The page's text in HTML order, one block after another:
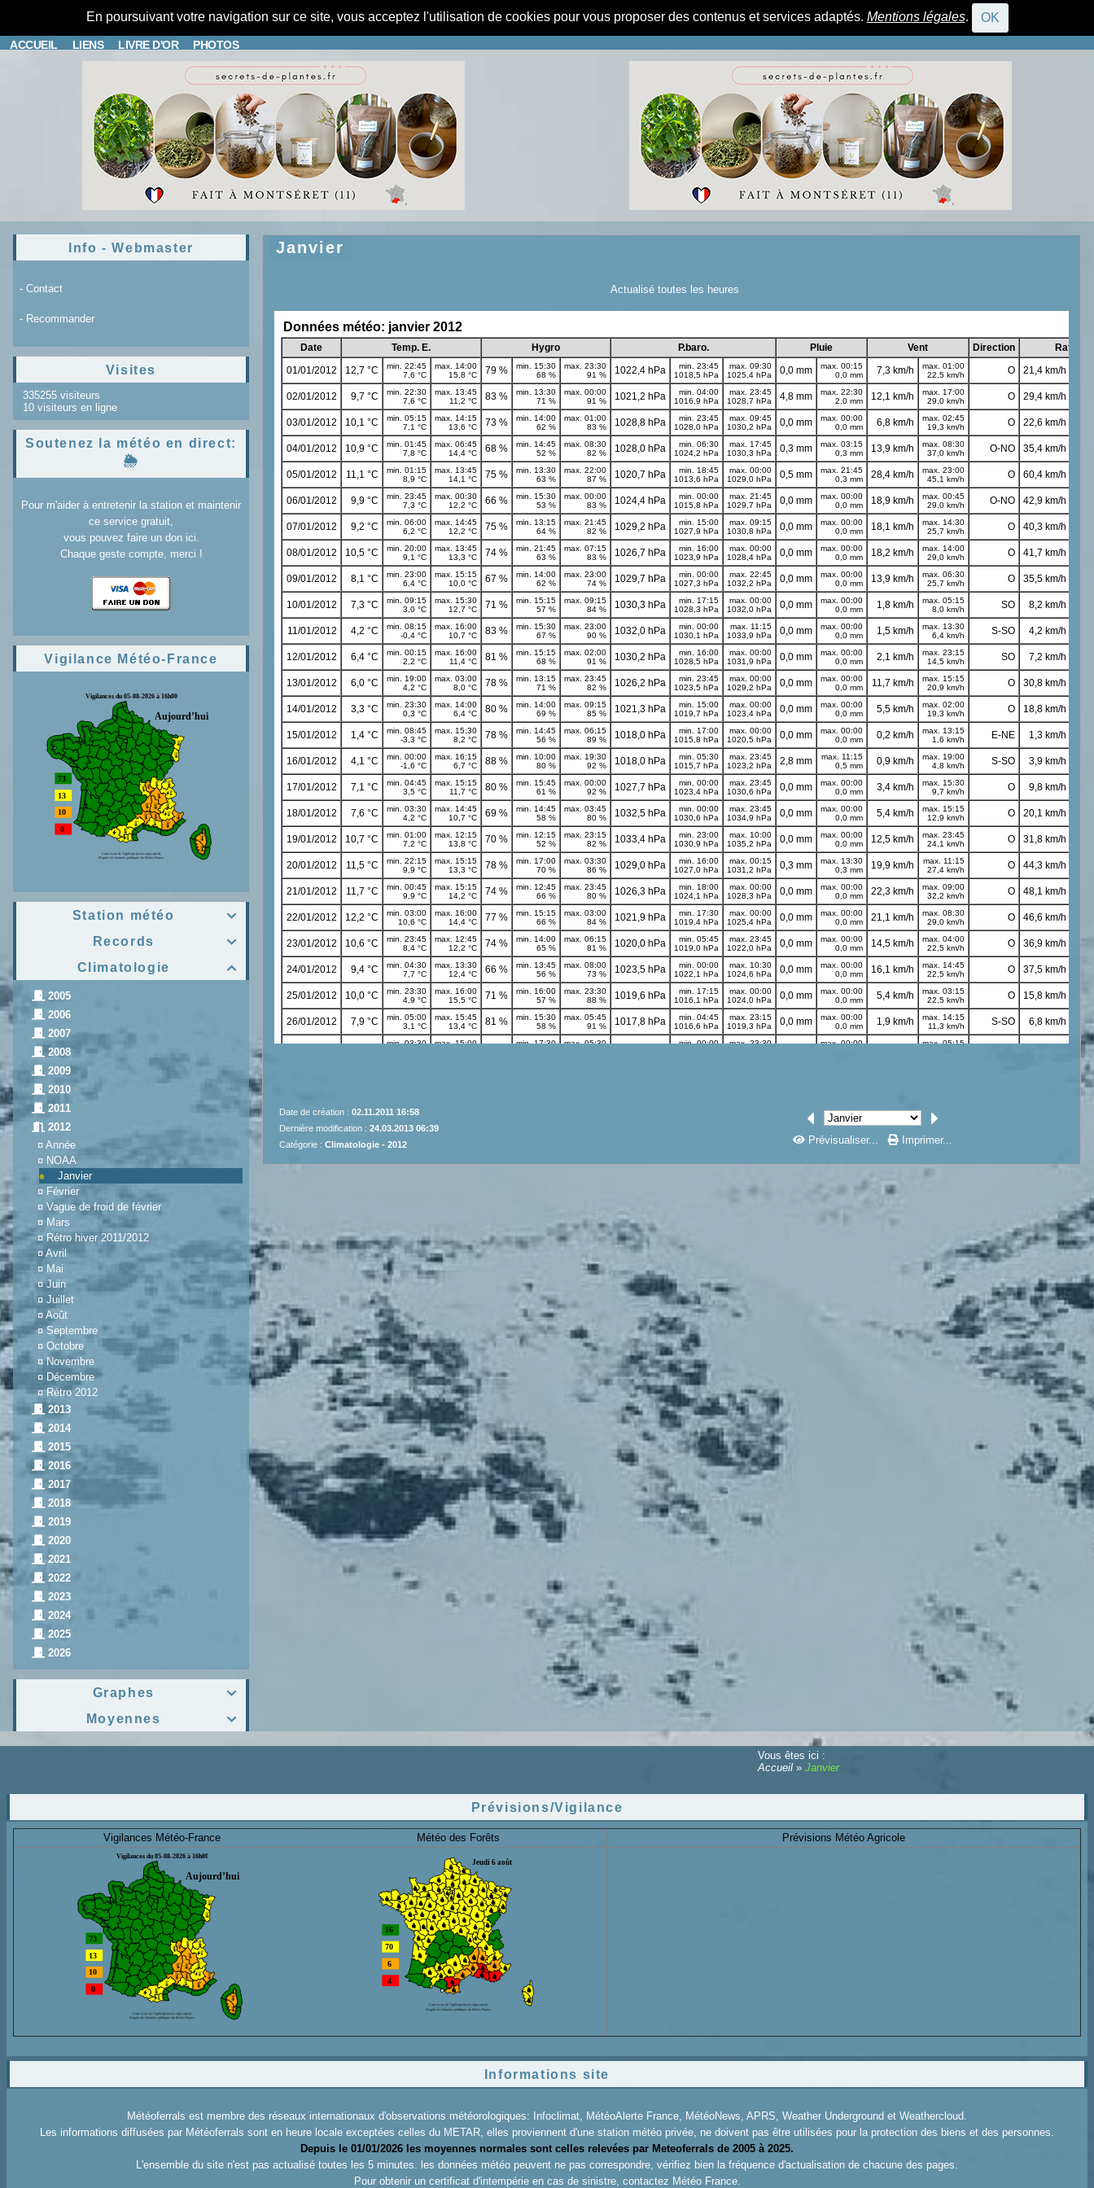
En poursuivant votre navigation sur ce site, vous acceptez l'utilisation de cookies pour vous proposer des contenus et services adaptés. Mentions légales. OK
ACCUEIL
CONNEXION
LIENS LIVRE D'OR PHOTOS
Info - Webmaster
- Contact
- Recommander
Visites
335255 visiteurs
10 visiteurs en ligne
Soutenez la météo en direct:
🌦️
Pour m'aider à entretenir la station et maintenir
ce service gratuit,
vous pouvez faire un don ici.
Chaque geste compte, merci !
Vigilance Météo-France

Station météo

Records

Climatologie
2005
2006
2007
2008
2009
2010
2011
2012
¤ Année
¤ NOAA
Janvier
¤ Février
¤ Vague de froid de février
¤ Mars
¤ Rétro hiver 2011/2012
¤ Avril
¤ Mai
¤Juin
¤ Juillet
¤ Août
¤ Septembre
¤ Octobre
¤Novembre
¤ Décembre
¤Rétro 2012
2013
2014
2015
2016
2017
2018
2019
2020
2021
2022
2023
2024
2025
2026

Graphes

Moyennes
Janvier
Actualisé toutes les heures
Date de création : 02.11.2011 16:58
Dernière modification : 24.03.2013 06:39
Catégorie : Climatologie - 2012 Prévisualiser... Imprimer...
Vous êtes ici :
Accueil»Janvier
Prévisions/Vigilance
Vigilances Météo-France Météo des Forêts Prévisions Météo Agricole
Informations site
Météoferrals est membre des réseaux internationaux d'observations météorologiques: Infoclimat, MétéoAlerte France, MétéoNews, APRS, Weather Underground et Weathercloud.
Les informations diffusées par Météoferrals sont en heure locale exceptées celles du METAR, elles proviennent d'une station météo privée, ne doivent pas être utilisées pour la protection des biens et des personnes.
Depuis le 01/01/2026 les moyennes normales sont celles relevées par Meteoferrals de 2005 à 2025.
L'ensemble du site n'est pas actualisé toutes les 5 minutes. les données météo peuvent ne pas correspondre, vérifiez bien la fréquence d'actualisation de chacune des pages.
Pour obtenir un certificat d'intempérie en cas de sinistre, contactez Météo France.